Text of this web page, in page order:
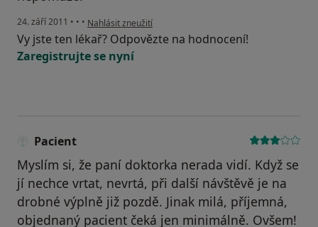
24. září 2011 • • • podle názoru uživatele Pacient
Nahlásit zneužití
Vy jste ten lékař? Odpovězte na hodnocení!
Zaregistrujte se nyní
Pacient
Myslím si, že paní doktorka nerada vidí. Když se
jí nechce vrtat, nevrtá, při další návštěvě je na
drobné výplně již pozdě. Jinak milá, příjemná,
objednaný pacient čeká jen minimálně. Ovšem!